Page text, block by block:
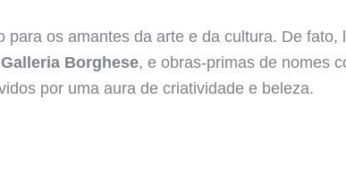
para os amantes da arte e da cultura. De fato,
Galleria Borghese, e obras-primas de nomes
por uma aura de criatividade e beleza.